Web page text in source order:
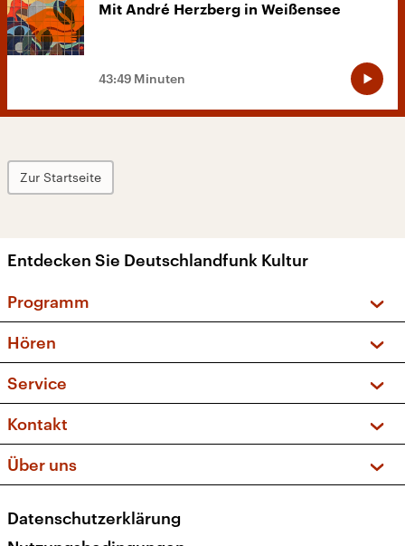
Mit André Herzberg in Weißensee
43:49 Minuten
Zur Startseite
Entdecken Sie Deutschlandfunk Kultur
Programm
Sendungen und Podcasts
Musikliste
Kakadu – Das Kinderprogramm
Hören
Frequenzen (UKW + DAB+)
Service
FAQ
Apps
Newsletter
Kontakt
Social Media
Über uns
Presse
Datenschutzerklärung